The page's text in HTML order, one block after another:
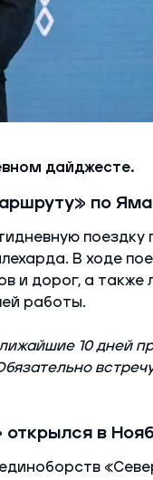
дайджесте.
по
поездку
В ходе
и дорог, а также
работы.
10 дней
в